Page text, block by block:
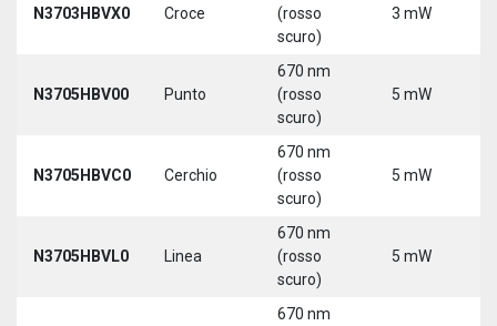
N3703HBVX0 Croce
(rosso
scuro)
3 mW
N3705HBV00 Punto
670 nm
(rosso
scuro)
5 mW
N3705HBVC0 Cerchio
670 nm
(rosso
scuro)
5 mW
N3705HBVL0 Linea
670 nm
(rosso
scuro)
5 mW
670 nm